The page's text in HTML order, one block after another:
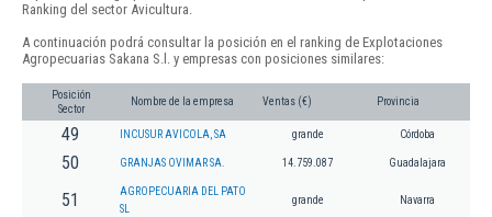
Ranking del sector Avicultura.
A continuación podrá consultar la posición en el ranking de Explotaciones
Agropecuarias Sakana S.l. y empresas con posiciones similares:
Posición
Sector
Nombre de la empresa Ventas (€) Provincia
49 INCUSUR AVICOLA, SA grande Córdoba
50 GRANJAS OVIMAR SA. 14.759.087 Guadalajara
51
AGROPECUARIA DEL PATO
SL
grande Navarra